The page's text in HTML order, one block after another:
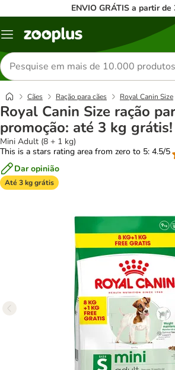
ENVIO GRÁTIS a partir de
Menu
Pesquisar
produtos
Cães Ração para cães Royal Canin Size
Royal Canin Size ração
promoção: até 3 kg grátis!
Mini Adult (8 + 1 kg)
This is a stars rating area from zero to 5: 4.5/5
Dar opinião
Até 3 kg grátis